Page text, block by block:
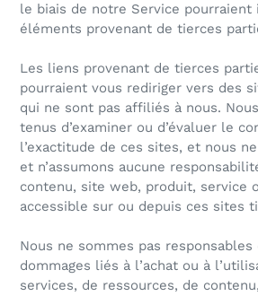
le biais de notre Service pourraient
éléments provenant de tierces
Les liens provenant de tierces
pourraient vous rediriger vers des
qui ne sont pas affiliés à nous.
tenus d’examiner ou d’évaluer le
l’exactitude de ces sites, et nous
et n’assumons aucune
contenu, site web, produit, service
accessible sur ou depuis ces sites
Nous ne sommes pas
dommages liés à l’achat ou à
services, de ressources, de